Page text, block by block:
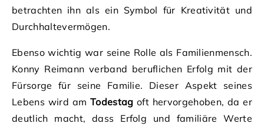
betrachten ihn als ein Symbol für Kreativität und
Durchhaltevermögen.
Ebenso wichtig war seine Rolle als Familienmensch.
Konny Reimann verband beruflichen Erfolg mit der
Fürsorge für seine Familie. Dieser Aspekt seines
Lebens wird am Todestag oft hervorgehoben, da er
deutlich macht, dass Erfolg und familiäre Werte